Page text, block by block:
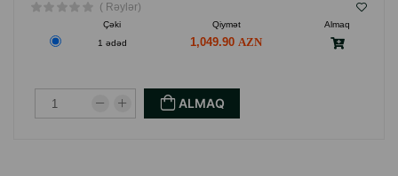
( Rəylər)
Çəki Qiymət
Almaq
1 ədəd
1,049.90
ALMAQ